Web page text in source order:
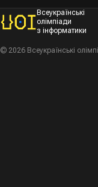
Всеукраїнські
олімпіади
з інформатики
© 2026 Всеукраїнські